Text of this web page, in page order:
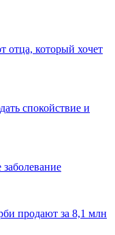
отца, который хочет
спокойствие и
заболевание
продают за 8,1 млн